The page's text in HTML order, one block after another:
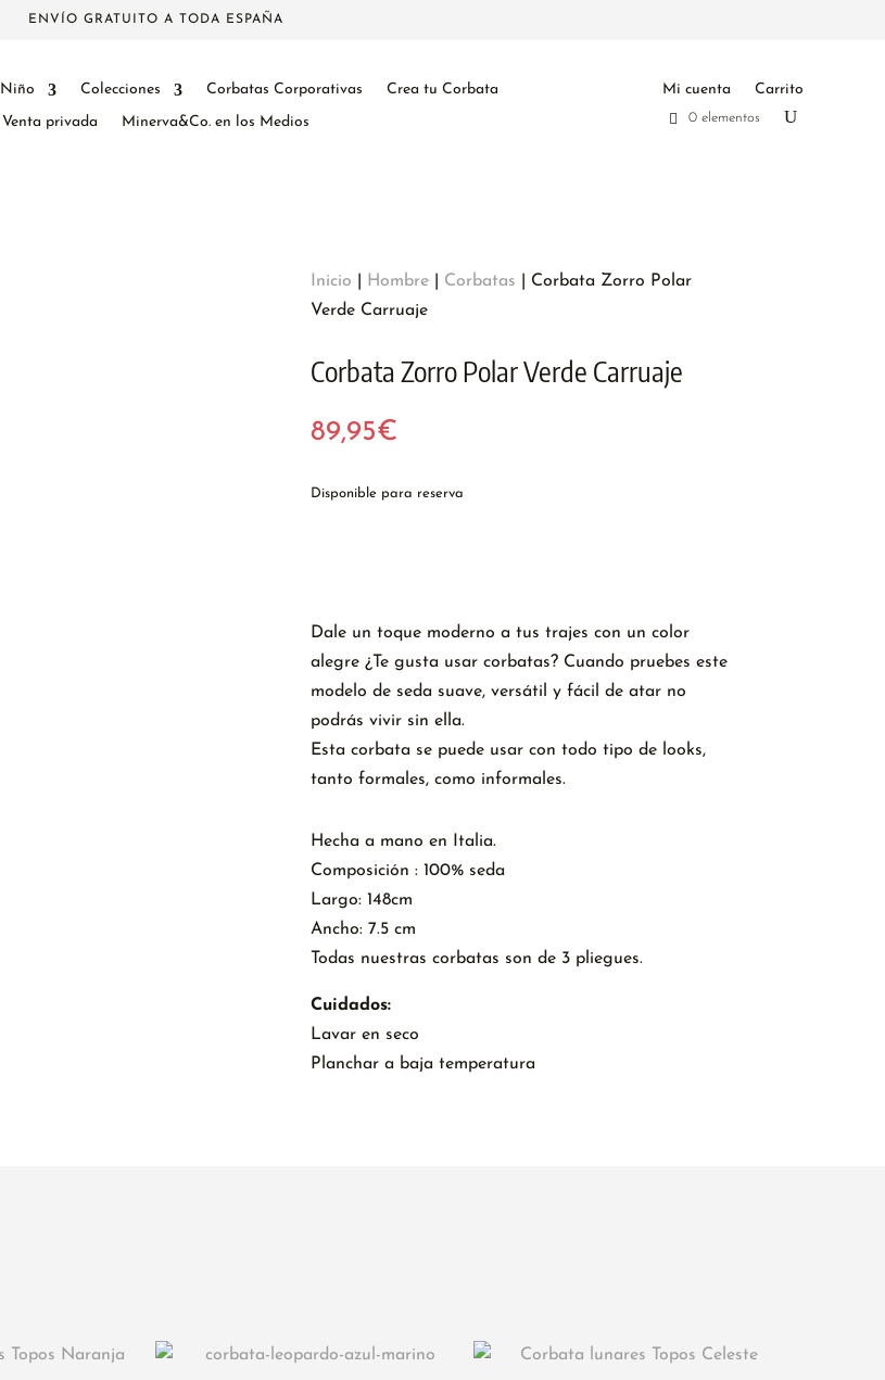
ENVÍO GRATUITO A TODA ESPAÑA
Niño Colecciones Corbatas Corporativas
Crea tu Corbata
Venta privada
Minerva&Co. en los Medios
Mi cuenta Carrito
0 elementos
Inicio Hombre| Corbatas | Corbata Zorro Polar
Verde Carruaje
Corbata Zorro Polar Verde Carruaje
89,95€
Disponible para reserva
Dale un toque moderno a tus trajes con un color
alegre ¿Te gusta usar corbatas? Cuando pruebes este
modelo de seda suave, versátil y fácil de atar no
podrás vivir sin ella.
Esta corbata se puede usar con todo tipo de looks,
tanto formales, como informales.
Hecha a mano en Italia.
Composición : 100% seda
Largo: 148cm
Ancho: 7.5 cm
Todas nuestras corbatas son de 3 pliegues.
Cuidados:
Lavar en seco
Planchar a baja temperatura